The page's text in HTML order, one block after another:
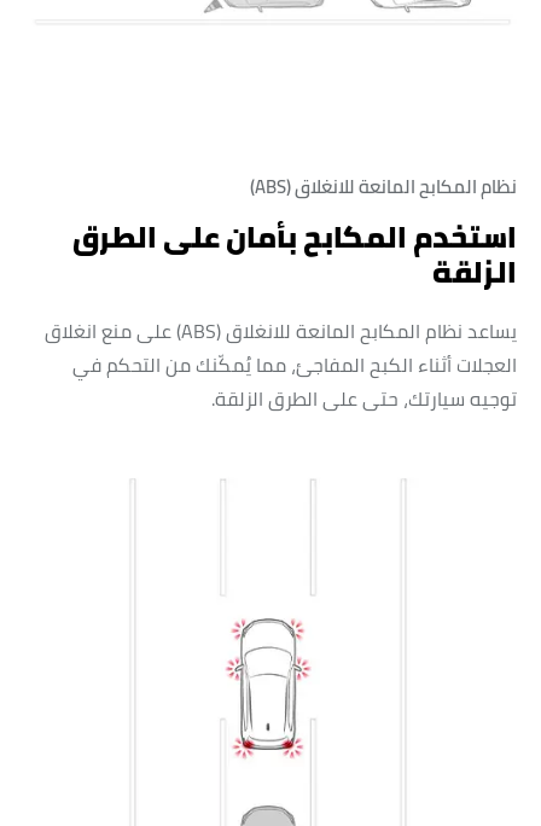
نظام المكابح المانعة للانغلاق (ABS)
استخدم المكابح بأمان على الطرق
الزلقة
يساعد نظام المكابح المانعة للانغلاق (ABS) على منع انغلاق
العجلات أثناء الكبح المفاجئ، مما يُمكّنك من التحكم في
توجيه سيارتك، حتى على الطرق الزلقة.